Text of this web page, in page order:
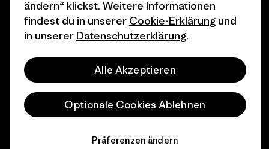
© 2026 Patagonia, Inc. All Rights Reserved.
Deutsch
ändern“ klickst. Weitere Informationen
findest du in unserer Cookie-Erklärung und
in unserer Datenschutzerklärung.
Alle Akzeptieren
Optionale Cookies Ablehnen
Präferenzen ändern